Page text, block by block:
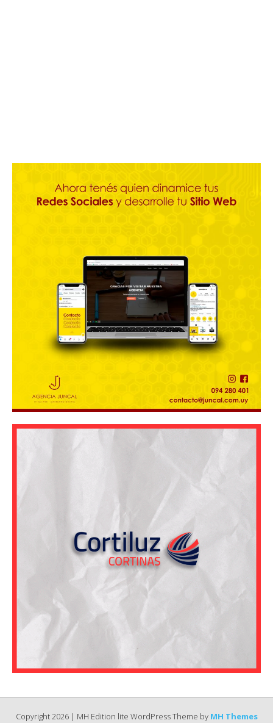
Copyright 2026 | MH Edition lite WordPress Theme by MH Themes